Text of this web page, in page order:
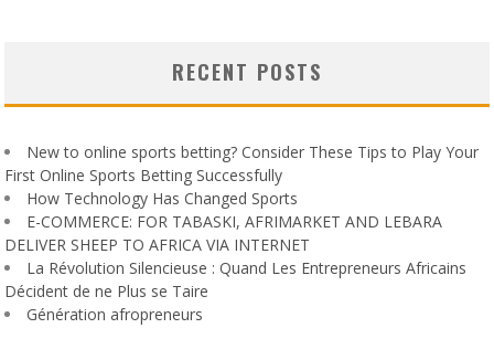
RECENT POSTS
New to online sports betting? Consider These Tips to Play Your
First Online Sports Betting Successfully
How Technology Has Changed Sports
E-COMMERCE: FOR TABASKI, AFRIMARKET AND LEBARA
DELIVER SHEEP TO AFRICA VIA INTERNET
La Révolution Silencieuse : Quand Les Entrepreneurs Africains
Décident de ne Plus se Taire
Génération afropreneurs